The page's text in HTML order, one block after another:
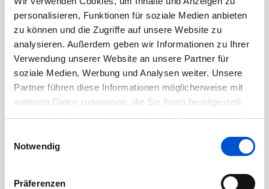
personalisieren, Funktionen für soziale Medien anbieten
zu können und die Zugriffe auf unsere Website zu
analysieren. Außerdem geben wir Informationen zu Ihrer
Verwendung unserer Website an unsere Partner für
soziale Medien, Werbung und Analysen weiter. Unsere
Partner führen diese Informationen möglicherweise mit
weiteren Daten zusammen, die Sie ihnen bereitgestellt
haben oder die sie im Rahmen Ihrer Nutzung der Dienste
Notwendig
Präferenzen
Oktober 2020
September 2020
August 2020
Juli 2020
Mai 2020
April 2020